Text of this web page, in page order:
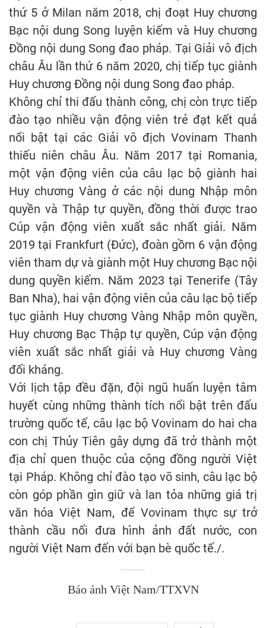
thứ 5 ở Milan năm 2018, chị đoạt Huy chương
Bạc nội dung Song luyện kiếm và Huy chương
Đồng nội dung Song đao pháp. Tại Giải vô địch
châu Âu lần thứ 6 năm 2020, chị tiếp tục giành
Huy chương Đồng nội dung Song đao pháp.
Không chỉ thi đấu thành công, chị còn trực tiếp
đào tạo nhiều vận động viên trẻ đạt kết quả
nổi bật tại các Giải vô địch Vovinam Thanh
thiếu niên châu Âu. Năm 2017 tại Romania,
một vận động viên của câu lạc bộ giành hai
Huy chương Vàng ở các nội dung Nhập môn
quyền và Thập tự quyền, đồng thời được trao
Cúp vận động viên xuất sắc nhất giải. Năm
2019 tại Frankfurt (Đức), đoàn gồm 6 vận động
viên tham dự và giành một Huy chương Bạc nội
dung quyền kiếm. Năm 2023 tại Tenerife (Tây
Ban Nha), hai vận động viên của câu lạc bộ tiếp
tục giành Huy chương Vàng Nhập môn quyền,
Huy chương Bạc Thập tự quyền, Cúp vận động
viên xuất sắc nhất giải và Huy chương Vàng
đối kháng.
Với lịch tập đều đặn, đội ngũ huấn luyện tâm
huyết cùng những thành tích nổi bật trên đấu
trường quốc tế, câu lạc bộ Vovinam do hai cha
con chị Thủy Tiên gây dựng đã trở thành một
địa chỉ quen thuộc của cộng đồng người Việt
tại Pháp. Không chỉ đào tạo võ sinh, câu lạc bộ
còn góp phần gìn giữ và lan tỏa những giá trị
văn hóa Việt Nam, để Vovinam thực sự trở
thành cầu nối đưa hình ảnh đất nước, con
người Việt Nam đến với bạn bè quốc tế./.
Báo ảnh Việt Nam/TTXVN